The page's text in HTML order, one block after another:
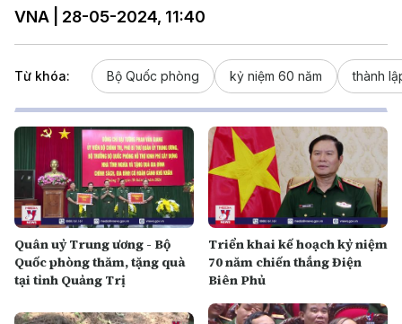
VNA | 28-05-2024, 11:40
Từ khóa: Bộ Quốc phòng kỷ niệm 60 năm thành
Quân uỷ Trung ương - Bộ
Quốc phòng thăm, tặng quà
tại tỉnh Quảng Trị
Triển khai kế hoạch kỷ niệm
70 năm chiến thắng Điện
Biên Phủ